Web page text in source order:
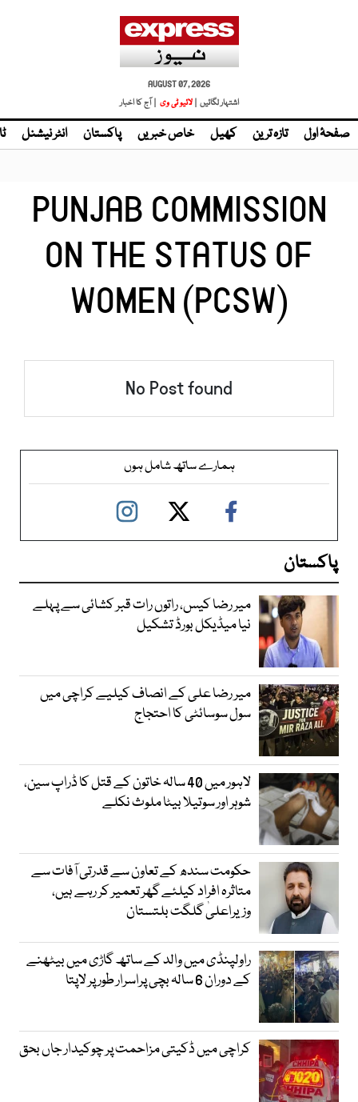
AUGUST 07, 2026
اشتہار لگائیں |
| آج کا اخبار
صفحۂ اول تازہ ترین کھیل خاص خبریں پاکستان انٹر نیشنل
PUNJAB COMMISSION
ON THE STATUS OF
WOMEN (PCSW)
No Post found
ہمارے ساتھ شامل ہوں
پاکستان
میر رضا کیس، راتوں رات قبر کشائی سے پہلے
نیا میڈیکل بورڈ تشکیل
میر رضا علی کے انصاف کیلیے کراچی میں
سول سوسائٹی کا احتجاج
لاہور میں 40 سالہ خاتون کے قتل کا ڈراپ سین،
شوہر اور سوتیلا بیٹا ملوث نکلے
حکومت سندھ کے تعاون سے قدرتی آفات سے
متاثرہ افراد کیلئے گھر تعمیر کر رہے ہیں،
وزیراعلیٰ گلگت بلتستان
راولپنڈی میں والد کے ساتھ گاڑی میں بیٹھنے
کے دوران 6 سالہ بچی پراسرار طور پر لاپتا
کراچی میں ڈکیتی مزاحمت پر چوکیدار جاں بحق